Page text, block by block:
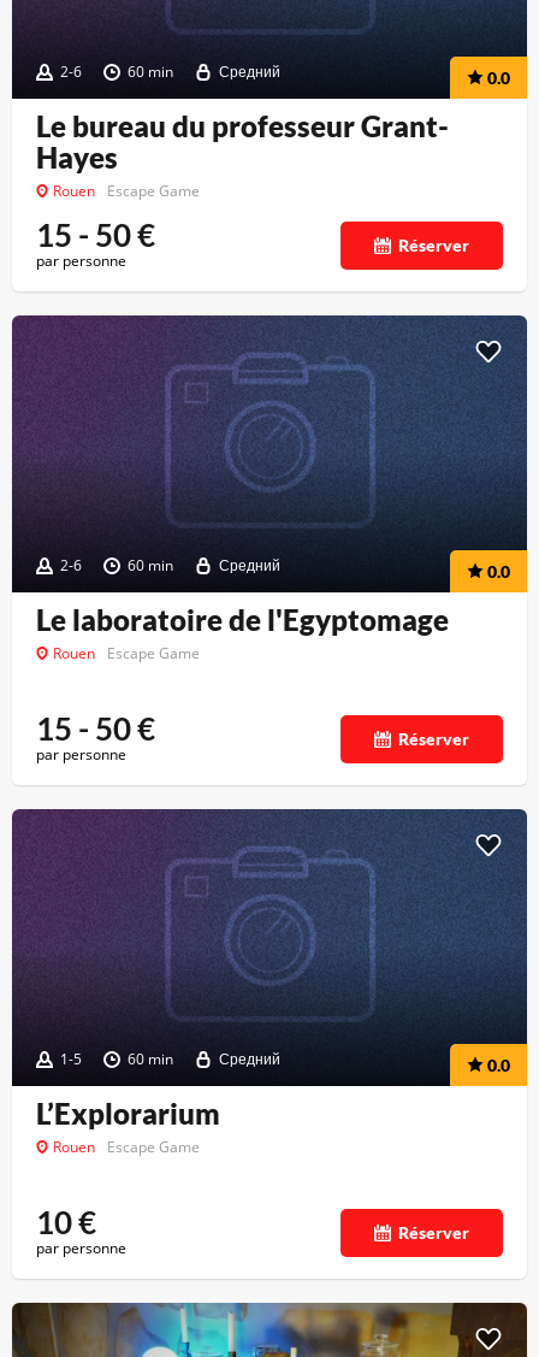
2-6 60 min Средний 0.0
Le bureau du professeur Grant-
Hayes
Rouen Escape Game
15 - 50€
par personne
Réserver
2-6 60 min Средний 0.0
Le laboratoire de l'Egyptomage
Rouen Escape Game
15 - 50€
par personne
Réserver
1-5 60 min Средний 0.0
L’Explorarium
Rouen Escape Game
10€
par personne
Réserver